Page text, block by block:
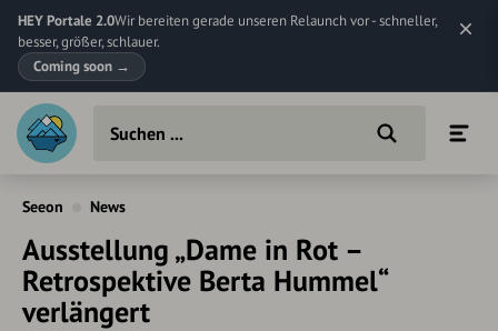
HEY Portale 2.0Wir bereiten gerade unseren Relaunch vor - schneller,
besser, größer, schlauer.
Coming soon →
Seeon News
Ausstellung „Dame in Rot –
Retrospektive Berta Hummel“
verlängert